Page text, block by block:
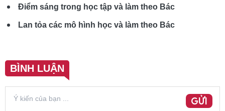
Điểm sáng trong học tập và làm theo Bác
Lan tỏa các mô hình học và làm theo Bác
BÌNH LUẬN
GỬI